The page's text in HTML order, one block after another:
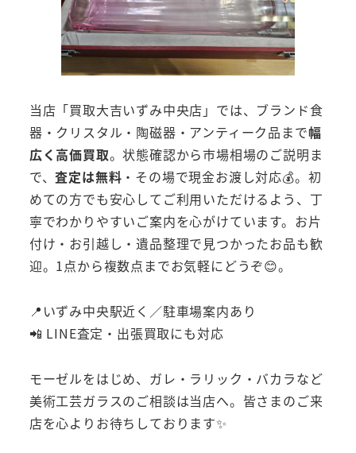
当店「買取大吉いずみ中央店」では、ブランド食
器・クリスタル・陶磁器・アンティーク品まで幅
広く高価買取。状態確認から市場相場のご説明ま
で、査定は無料 ・その場で現金お渡し対応💰。初
めての方でも安心してご利用いただけるよう、丁
寧でわかりやすいご案内を心がけています。お片
付け・お引越し・遺品整理で見つかったお品も歓
迎。1点から複数点までお気軽にどうぞ😊。
📍いずみ中央駅近く／駐車場案内あり
📲 LINE査定・出張買取にも対応
モーゼルをはじめ、ガレ・ラリック・バカラなど
美術工芸ガラスのご相談は当店へ。皆さまのご来
店を心よりお待ちしております✨